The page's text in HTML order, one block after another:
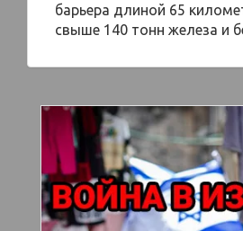
барьера длиной 65
свыше 140 тонн железа и